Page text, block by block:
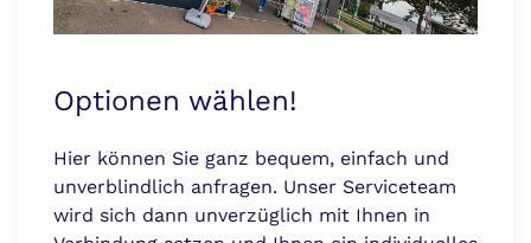
Optionen wählen!
Hier können Sie ganz bequem, einfach und
unverblindlich anfragen. Unser Serviceteam
wird sich dann unverzüglich mit Ihnen in